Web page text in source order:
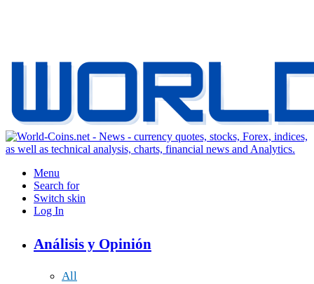
Menu
Search for
Switch skin
Log In
Análisis y Opinión
All